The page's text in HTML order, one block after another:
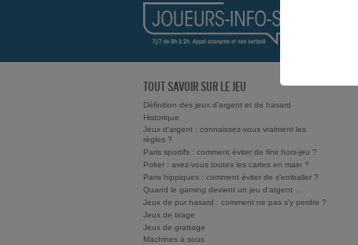
TOUT SAVOIR SUR LE JEU
Définition des jeux d’argent et de hasard
Historique
Jeux d'argent : connaissez-vous vraiment les
règles ?
Paris sportifs : comment éviter de finir hors-jeu ?
Poker : avez-vous toutes les cartes en main ?
Paris hippiques : comment éviter de s'emballer ?
Quand le gaming devient un jeu d'argent ...
Jeux de pur hasard : comment ne pas s'y perdre ?
Jeux de tirage
Jeux de grattage
Machines à sous